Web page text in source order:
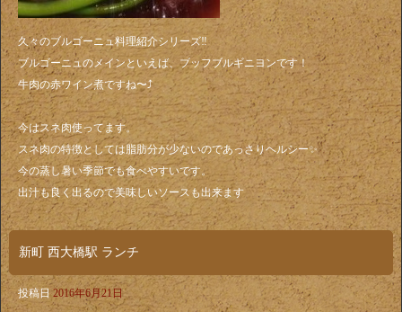
久々のブルゴーニュ料理紹介シリーズ‼️
ブルゴーニュのメインといえば、ブッフブルギニヨンです！
牛肉の赤ワイン煮ですね〜⤴️
今はスネ肉使ってます。
スネ肉の特徴としては脂肪分が少ないのであっさりヘルシー✨
今の蒸し暑い季節でも食べやすいです。
出汁も良く出るので美味しいソースも出来ます
新町 西大橋駅 ランチ
投稿日 2016年6月21日